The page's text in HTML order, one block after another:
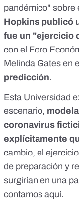
pandémico" sobre
Hopkins publicó
fue un "ejercicio
con el Foro
Melinda Gates en
predicción.
Esta Universidad
escenario,
coronavirus
explícitamente
cambio, el
de preparación y
surgirían en una
contamos aquí.